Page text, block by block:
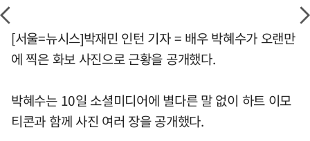
[서울=뉴시스]박재민 인턴 기자 = 배우 박혜수가 오랜만
에 찍은 화보 사진으로 근황을 공개했다.
박혜수는 10일 소셜미디어에 별다른 말 없이 하트 이모
티콘과 함께 사진 여러 장을 공개했다.